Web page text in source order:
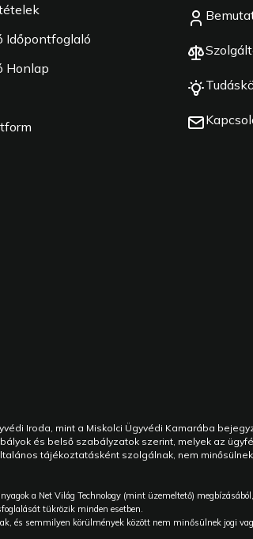
Időpontfoglaló
Honlap
Iroda, mint a Miskolci Ügyvédi Kamarába
és belső szabályzatok szerint, melyek az
tájékoztatásként szolgálnak, nem
a Net Világ Technology (mint üzemeltető)
tükrözik minden esetben.
és semmilyen körülmények között nem minősülnek jogi